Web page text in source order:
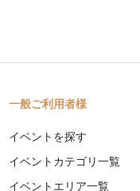
一般ご利用者様
イベントを探す
イベントカテゴリ一覧
イベントエリア一覧